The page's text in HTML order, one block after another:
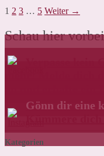
1 2 3 … 5 Weiter →
Schau hier vorbei
Gönn dir eine
Kümmere
Kategorien